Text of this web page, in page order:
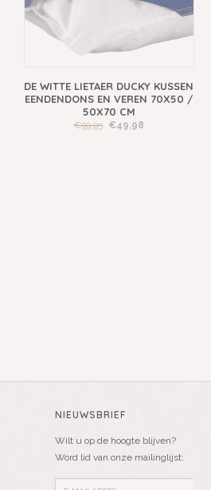
DE WITTE LIETAER DUCKY KUSSEN
EENDENDONS EN VEREN 70X50 /
50X70 CM
€99,95 €49,98
NIEUWSBRIEF
Wilt u op de hoogte blijven?
Word lid van onze mailinglijst: